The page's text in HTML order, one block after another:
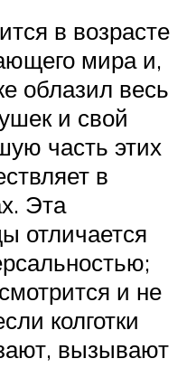
в возрасте
мира и,
облазил весь
и свой
часть этих
в
Эта
отличается
и не
колготки
вызывают